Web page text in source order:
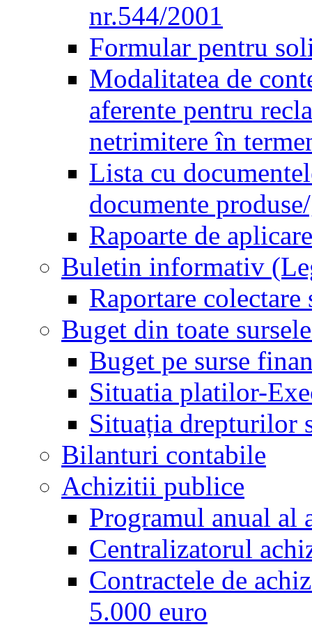
nr.544/2001
Formular pentru
Modalitatea de
aferente pentru
netrimitere în
Lista cu
documente
Rapoarte de
Buletin informativ
Raportare colectare
Buget din toate
Buget pe surse
Situatia platilor-
Situația drepturilor
Bilanturi contabile
Achizitii publice
Programul anual
Centralizatorul
Contractele de
5.000 euro